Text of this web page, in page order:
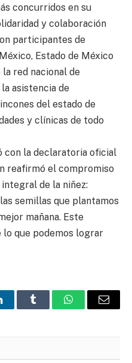
concurridos en su
y colaboración
participantes de
Estado de México
red nacional de
asistencia de
del estado de
y clínicas de todo
con la declaratoria oficial
reafirmó el compromiso
de la niñez:
semillas que plantamos
mañana. Este
lo que podemos lograr
Tumblr WhatsAppEmail